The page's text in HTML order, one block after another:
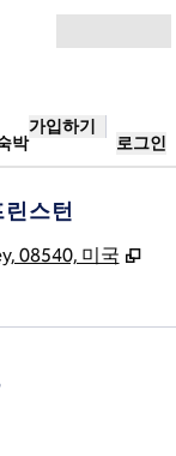
박
가입하기
로그인
스턴
08540, 미국 ,